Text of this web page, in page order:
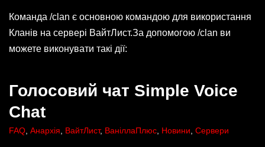
Команда /clan є основною командою для використання
Кланів на сервері ВайтЛист.За допомогою /clan ви
можете виконувати такі дії:
Голосовий чат Simple Voice
Chat
FAQ Анархія ВайтЛист, ВаніллаПлюс Новини Сервери